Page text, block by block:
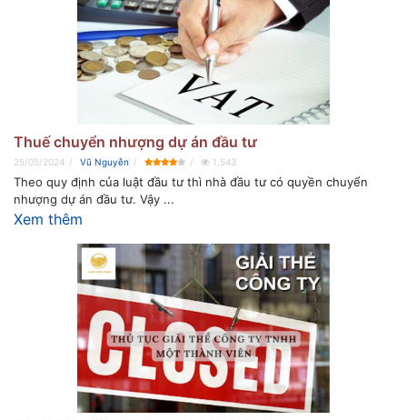
Thuế chuyển nhượng dự án đầu tư
25/05/2024 Vũ Nguyễn 1,543
Theo quy định của luật đầu tư thì nhà đầu tư có quyền chuyển
nhượng dự án đầu tư. Vậy ...
Xem thêm